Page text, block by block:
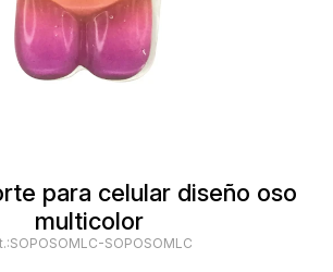
para celular diseño oso
multicolor
SOPOSOMLC-SOPOSOMLC